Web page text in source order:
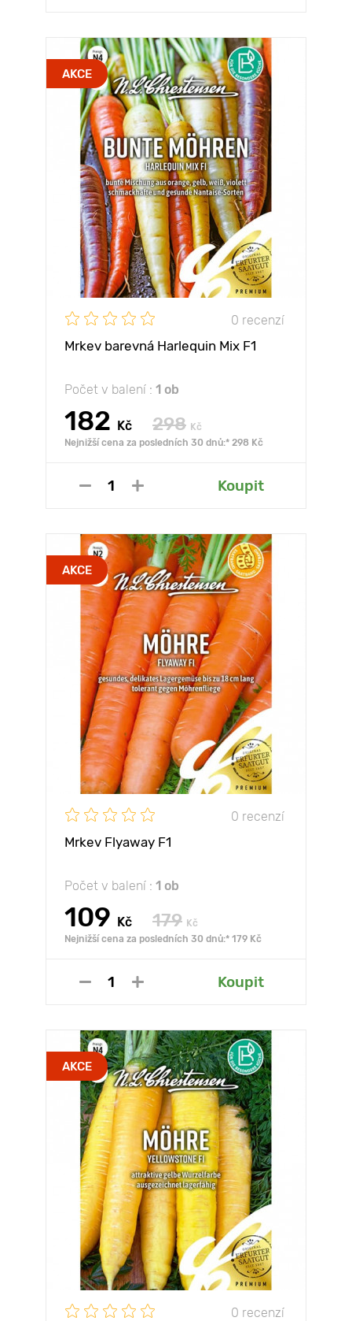
AKCE
0 recenzí
Mrkev barevná Harlequin Mix F1
Počet v balení : 1 ob
182 Kč 298 Kč
Nejnižší cena za posledních 30 dnů:* 298 Kč
Koupit
AKCE
0 recenzí
Mrkev Flyaway F1
Počet v balení : 1 ob
109 Kč 179 Kč
Nejnižší cena za posledních 30 dnů:* 179 Kč
Koupit
AKCE
0 recenzí